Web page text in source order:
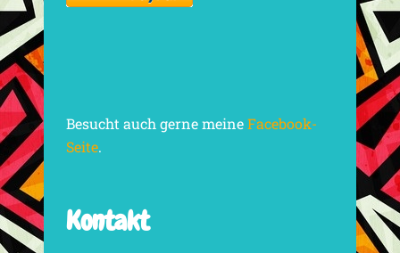
Besucht auch gerne meineFacebook-
Seite.
Kontakt